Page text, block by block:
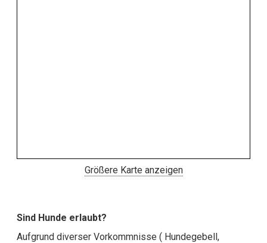
Größere Karte anzeigen
Sind Hunde erlaubt?
Aufgrund diverser Vorkommnisse ( Hundegebell,